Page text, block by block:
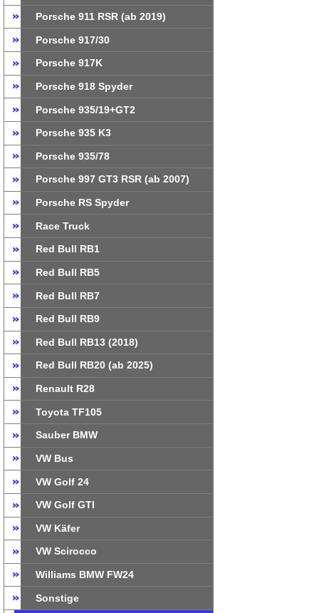
Porsche 911 RSR (ab 2019)
Porsche 917/30
Porsche 917K
Porsche 918 Spyder
Porsche 935/19+GT2
Porsche 935 K3
Porsche 935/78
Porsche 997 GT3 RSR (ab 2007)
Porsche RS Spyder
Race Truck
Red Bull RB1
Red Bull RB5
Red Bull RB7
Red Bull RB9
Red Bull RB13 (2018)
Red Bull RB20 (ab 2025)
Renault R28
Toyota TF105
Sauber BMW
VW Bus
VW Golf 24
VW Golf GTI
VW Käfer
VW Scirocco
Williams BMW FW24
Sonstige